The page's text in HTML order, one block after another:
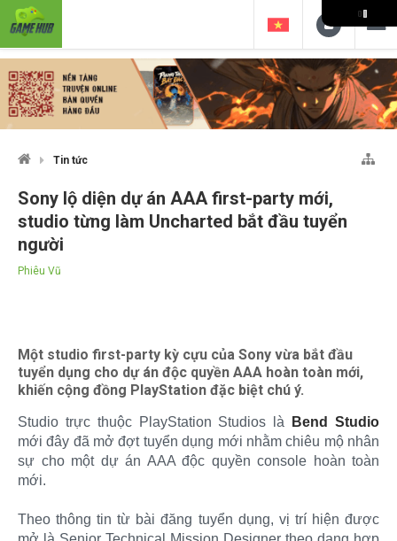
Tin tức
Sony lộ diện dự án AAA first-party mới,
studio từng làm Uncharted bắt đầu tuyển
người
Phiêu Vũ
Một studio first-party kỳ cựu của Sony vừa bắt đầu
tuyển dụng cho dự án độc quyền AAA hoàn toàn mới,
khiến cộng đồng PlayStation đặc biệt chú ý.
Studio trực thuộc PlayStation Studios là
Bend Studio
mới đây đã mở đợt tuyển dụng mới nhằm chiêu mộ nhân
sự cho một dự án AAA độc quyền console hoàn toàn
mới.
Theo thông tin từ bài đăng tuyển dụng, vị trí hiện được